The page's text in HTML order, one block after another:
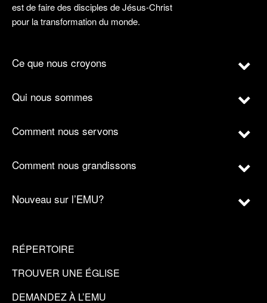
est de faire des disciples de Jésus-Christ
pour la transformation du monde.
Ce que nous croyons
Qui nous sommes
Comment nous servons
Comment nous grandissons
Nouveau sur l’EMU?
RÉPERTOIRE
TROUVER UNE ÉGLISE
DEMANDEZ À L’EMU